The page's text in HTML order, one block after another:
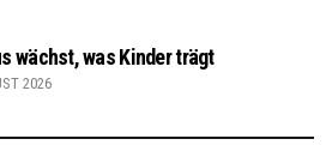
wächst, was Kinder trägt
2026